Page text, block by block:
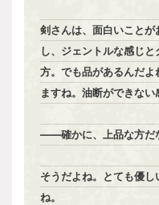
剣さんは、面白いこと
し、ジェントルな感じ
方。でも品があるんだ
ますね。油断ができない
――確かに、上品な方だ
そうだよね。とても優
ね。